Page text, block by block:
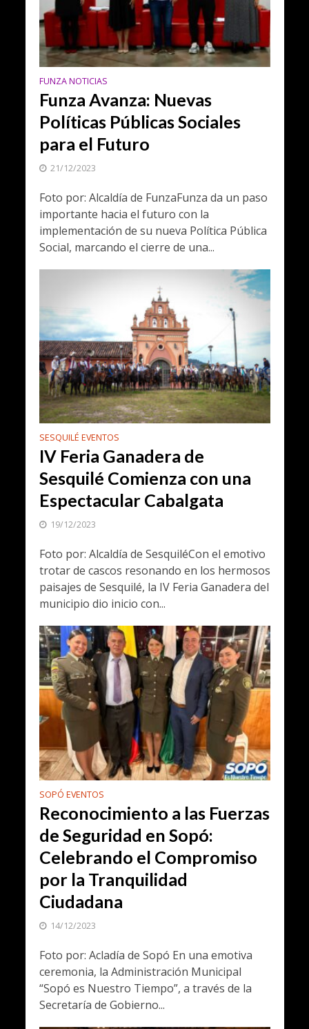
FUNZA NOTICIAS
Funza Avanza: Nuevas
Políticas Públicas Sociales
para el Futuro
21/12/2023
Foto por: Alcaldía de FunzaFunza da un paso
importante hacia el futuro con la
implementación de su nueva Política Pública
Social, marcando el cierre de una...
SESQUILÉ EVENTOS
IV Feria Ganadera de
Sesquilé Comienza con una
Espectacular Cabalgata
19/12/2023
Foto por: Alcaldía de SesquiléCon el emotivo
trotar de cascos resonando en los hermosos
paisajes de Sesquilé, la IV Feria Ganadera del
municipio dio inicio con...
SOPÓ EVENTOS
Reconocimiento a las Fuerzas
de Seguridad en Sopó:
Celebrando el Compromiso
por la Tranquilidad
Ciudadana
14/12/2023
Foto por: Acladía de Sopó En una emotiva
ceremonia, la Administración Municipal
“Sopó es Nuestro Tiempo”, a través de la
Secretaría de Gobierno...